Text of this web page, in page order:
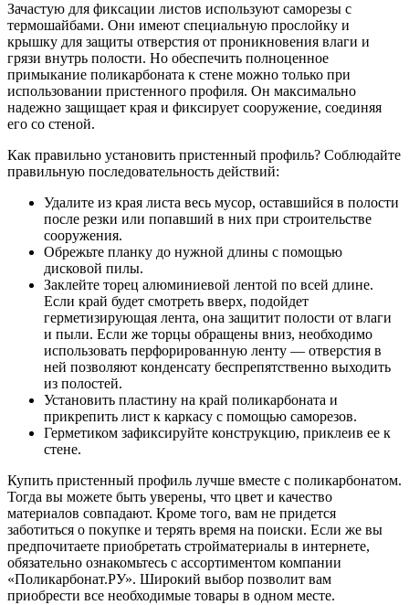
Зачастую для фиксации листов используют саморезы с
термошайбами. Они имеют специальную прослойку и
крышку для защиты отверстия от проникновения влаги и
грязи внутрь полости. Но обеспечить полноценное
примыкание поликарбоната к стене можно только при
использовании пристенного профиля. Он максимально
надежно защищает края и фиксирует сооружение, соединяя
его со стеной.
Как правильно установить пристенный профиль? Соблюдайте
правильную последовательность действий:
Удалите из края листа весь мусор, оставшийся в полости
после резки или попавший в них при строительстве
сооружения.
Обрежьте планку до нужной длины с помощью
дисковой пилы.
Заклейте торец алюминиевой лентой по всей длине.
Если край будет смотреть вверх, подойдет
герметизирующая лента, она защитит полости от влаги
и пыли. Если же торцы обращены вниз, необходимо
использовать перфорированную ленту — отверстия в
ней позволяют конденсату беспрепятственно выходить
из полостей.
Установить пластину на край поликарбоната и
прикрепить лист к каркасу с помощью саморезов.
Герметиком зафиксируйте конструкцию, приклеив ее к
стене.
Купить пристенный профиль лучше вместе с поликарбонатом.
Тогда вы можете быть уверены, что цвет и качество
материалов совпадают. Кроме того, вам не придется
заботиться о покупке и терять время на поиски. Если же вы
предпочитаете приобретать стройматериалы в интернете,
обязательно ознакомьтесь с ассортиментом компании
«Поликарбонат.РУ». Широкий выбор позволит вам
приобрести все необходимые товары в одном месте.